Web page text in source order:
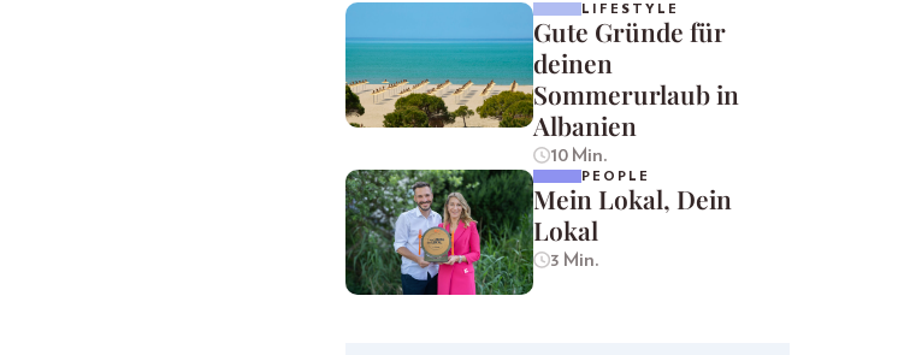
LIFESTYLE
Gute Gründe für
deinen
Sommerurlaub in
Albanien
10 Min.
PEOPLE
Mein Lokal, Dein
Lokal
3 Min.